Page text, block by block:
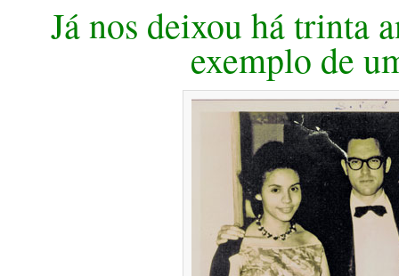
Já nos deixou há trinta
exemplo de